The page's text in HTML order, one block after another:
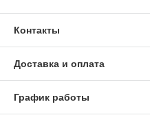
Контакты
Доставка и оплата
График работы